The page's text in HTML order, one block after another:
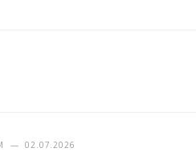
— 02.07.2026